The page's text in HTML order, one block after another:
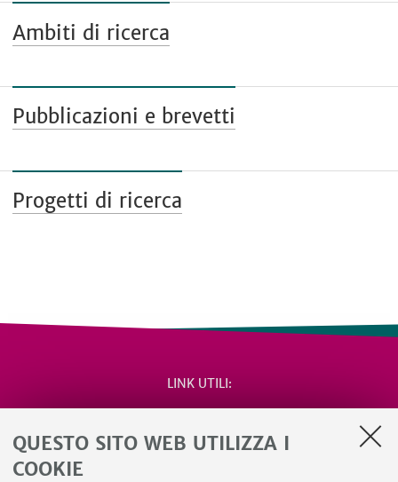
QUESTO SITO WEB UTILIZZA I
COOKIE
Ambiti di ricerca
Pubblicazioni e brevetti
Progetti di ricerca
LINK UTILI
Salute e sicurezza